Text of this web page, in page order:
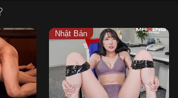
Nhật Bản